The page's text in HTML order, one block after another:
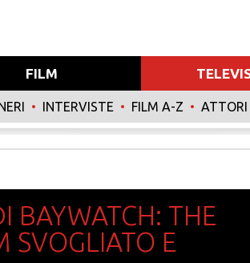
FILM
• INTERVISTE • FILM A-Z • ATTORI
BAYWATCH: THE
SVOGLIATO E